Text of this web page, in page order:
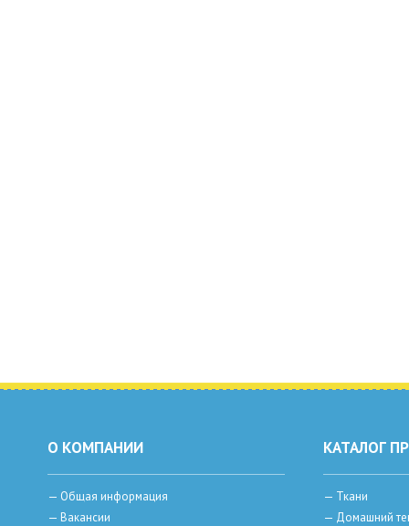
О КОМПАНИИ
— Общая информация
— Вакансии
КАТАЛОГ
— Ткани
— Домашний